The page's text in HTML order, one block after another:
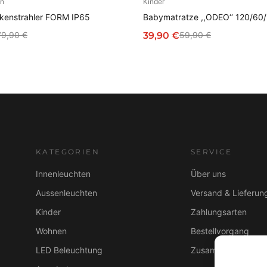
FORM IP65
€
DEN WARENKORB
Babymatratze ,,ODEO‘‘ 120/60/
59,90€
Ursprünglicher
39,90 €
Aktueller
KATEGORIEN
Innenleuchten
Aussenleuchten
Kinder
Wohnen
LED Beleuchtung
SERVICE
Über uns
Versand &
Zahlungsarten
Bestellvorgang
Zusammenarbeit